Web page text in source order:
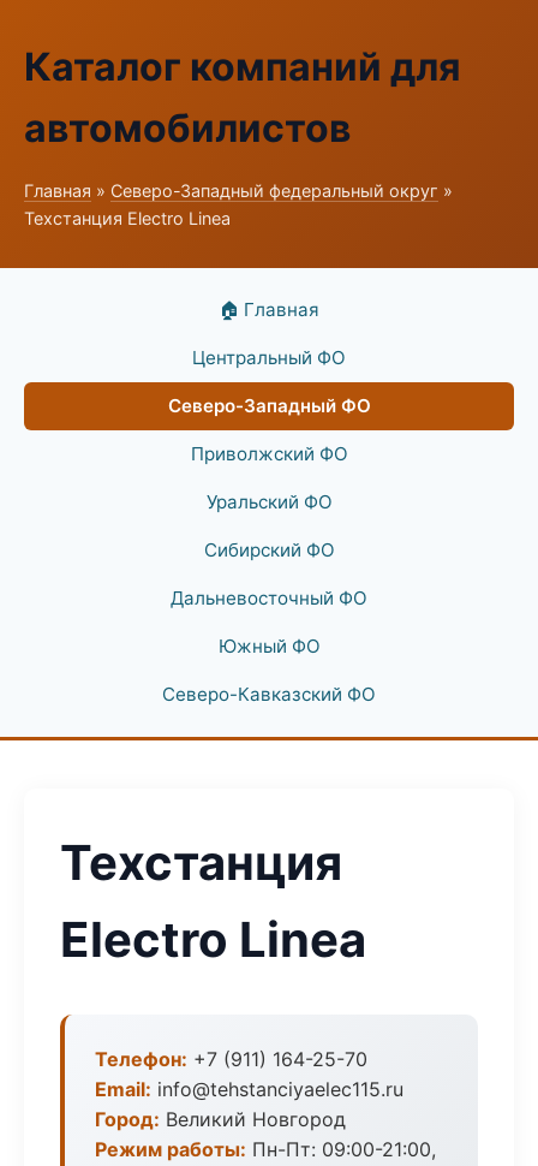
Каталог компаний для
автомобилистов
Главная » Северо-Западный федеральный округ »
Техстанция Electro Linea
🏠 Главная
Центральный ФО
Северо-Западный ФО
Приволжский ФО
Уральский ФО
Сибирский ФО
Дальневосточный ФО
Южный ФО
Северо-Кавказский ФО
Техстанция
Electro Linea
Телефон: +7 (911) 164-25-70
Email: info@tehstanciyaelec115.ru
Город: Великий Новгород
Режим работы: Пн-Пт: 09:00-21:00,